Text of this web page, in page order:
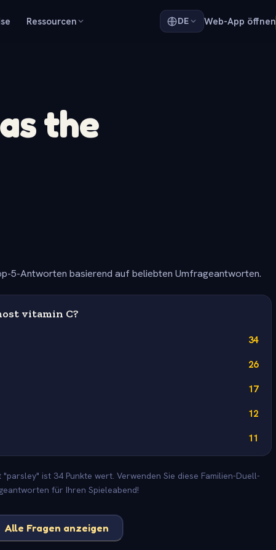
Ressourcen DE Web-App öffnen
the
5-Antworten basierend auf beliebten Umfrageantworten.
vitamin C?
34
26
17
12
11
ist 34 Punkte wert. Verwenden Sie diese Familien-Duell-
für Ihren Spieleabend!
Alle Fragen anzeigen